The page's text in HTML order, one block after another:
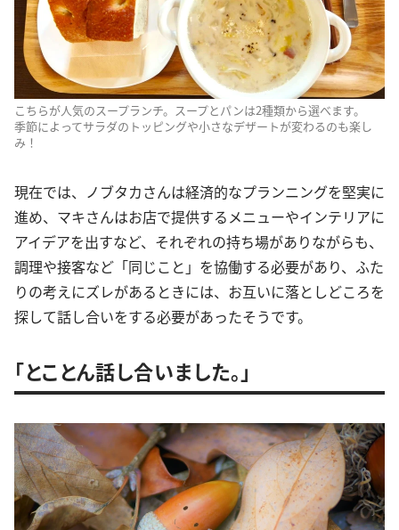
こちらが人気のスープランチ。スープとパンは2種類から選べます。
季節によってサラダのトッピングや小さなデザートが変わるのも楽し
み！
現在では、ノブタカさんは経済的なプランニングを堅実に
進め、マキさんはお店で提供するメニューやインテリアに
アイデアを出すなど、それぞれの持ち場がありながらも、
調理や接客など「同じこと」を協働する必要があり、ふた
りの考えにズレがあるときには、お互いに落としどころを
探して話し合いをする必要があったそうです。
「とことん話し合いました。」